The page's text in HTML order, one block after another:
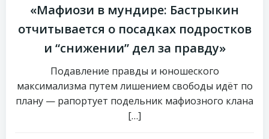
«Мафиози в мундире: Бастрыкин
отчитывается о посадках подростков
и “снижении” дел за правду»
Подавление правды и юношеского
максимализма путем лишением свободы идёт по
плану — рапортует подельник мафиозного клана
[…]